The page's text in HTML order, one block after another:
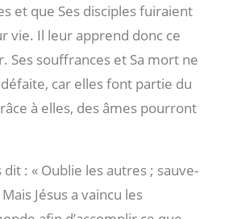
et que Ses disciples fuiraient
vie. Il leur apprend donc ce
Ses souffrances et Sa mort ne
car elles font partie du
à elles, des âmes pourront
: « Oublie les autres ; sauve-
Jésus a vaincu les